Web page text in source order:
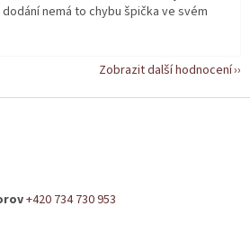
nemá to chybu špička ve svém
Zobrazit další hodnocení
+420 734 730 953